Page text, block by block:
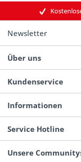
Newsletter
Über uns
Kundenservice
Informationen
Service Hotline
Unsere